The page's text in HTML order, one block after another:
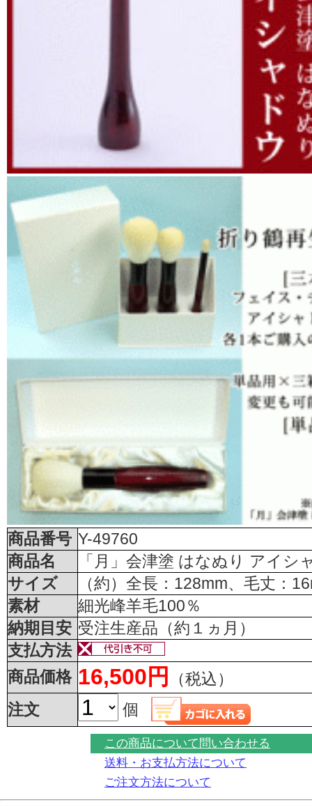
商品番号 Y-49760
商品名
「月」会津塗 はなぬり アイシ
サイズ
（約）全長：128mm、毛丈：
素材
細光峰羊毛100％
納期目安 受注生産品（約１ヵ月）
支払方法
商品価格 16,500円
（税込）
注文
個
この商品について問い合わせる
送料・お支払方法について
ご注文方法について